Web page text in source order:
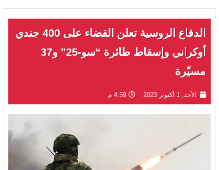
الدفاع الروسية تعلن القضاء على 400 جندي
أوكراني وإسقاط طائرة “سو-25” و37
مسيّرة
الأحد, 1 أكتوبر 2023 4:59 م